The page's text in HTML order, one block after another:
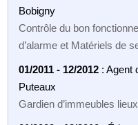
Bobigny
Contrôle du bon
d’alarme et Matériels de
01/2011 - 12/2012 : Agent
Puteaux
Gardien d’immeubles